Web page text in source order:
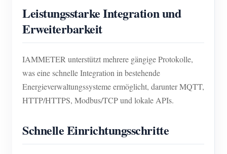
Leistungsstarke Integration und
Erweiterbarkeit
IAMMETER unterstützt mehrere gängige Protokolle,
was eine schnelle Integration in bestehende
Energieverwaltungssysteme ermöglicht, darunter MQTT,
HTTP/HTTPS, Modbus/TCP und lokale APIs.
Schnelle Einrichtungsschritte